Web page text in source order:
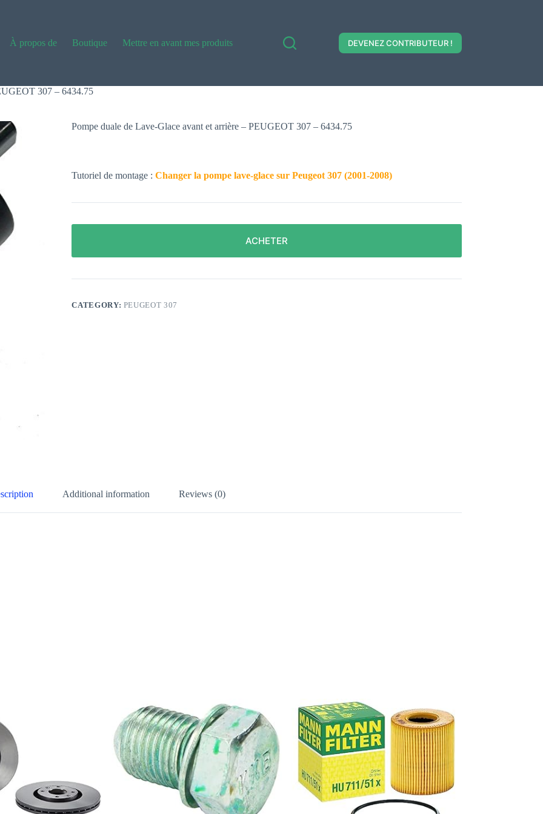
À propos de Boutique Mettre en avant mes produits DEVENEZ CONTRIBUTEUR !
307 – 6434.75
Pompe duale de Lave-Glace avant et arrière – PEUGEOT 307 – 6434.75
Tutoriel de montage :Changer la pompe lave-glace sur Peugeot 307(2001-2008)
ACHETER
CATEGORY: PEUGEOT 307
Additional information Reviews (0)